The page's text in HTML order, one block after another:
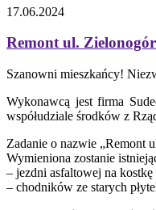
17.06.2024
Remont ul.
Szanowni mieszkańcy!
Wykonawcą jest firma
współudziale środków z
Zadanie o nazwie „Remont
Wymieniona zostanie
– jezdni asfaltowej na
– chodników ze starych